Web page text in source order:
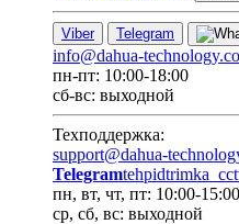
Viber Telegram
info@dahua-
пн-пт: 10:00-18:00
сб-вс: выходной
Техподдержка:
support@dahua-
Telegram
пн, вт, чт, пт: 10:00-15:00
ср, сб, вс: выходной